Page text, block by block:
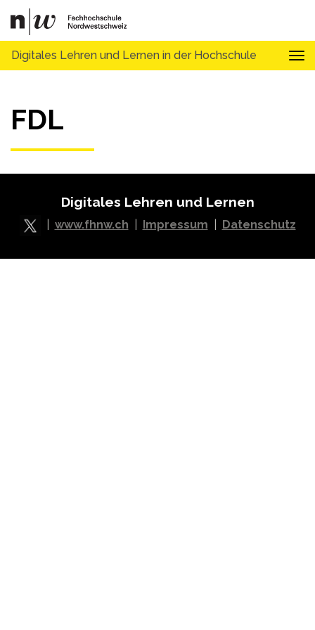
Digitales Lehren und Lernen in der Hochschule
FDL
Digitales Lehren und Lernen
www.fhnw.ch Impressum Datenschutz